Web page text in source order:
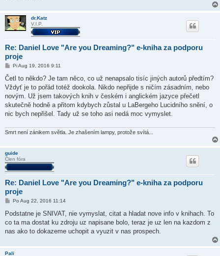
dr.Katz
V.I.P.
Re: Daniel Love "Are you Dreaming?" e-kniha za podporu
proje
P
í
p
e
o
k
Pi Aug 19, 2016 9:11
Četl to někdo? Je tam něco, co už nenapsalo tisíc jiných autorů předtím?
Vždyť je to pořád totéž dookola. Nikdo nepřijde s ničím zásadním, nebo
novým. Už jsem takových knih v českém i anglickém jazyce přečetl
skutečně hodně a přitom kdybych zůstal u LaBergeho Lucidního snění, o
nic bych nepřišel. Tady už se toho asi nedá moc vymyslet.
Smrt není zánikem světla. Je zhašením lampy, protože svítá...
guide
Člen fóra
Re: Daniel Love "Are you Dreaming?" e-kniha za podporu
proje
P
í
p
e
k
Po Aug 22, 2016 11:14
Podstatne je SNIVAT, nie vymyslat, citat a hladat nove info v knihach. To
co ta ma dostat ku zdroju uz napisane bolo, teraz je uz len na kazdom z
nas ako to dokazeme uchopit a vyuzit v nas prospech.
Pali